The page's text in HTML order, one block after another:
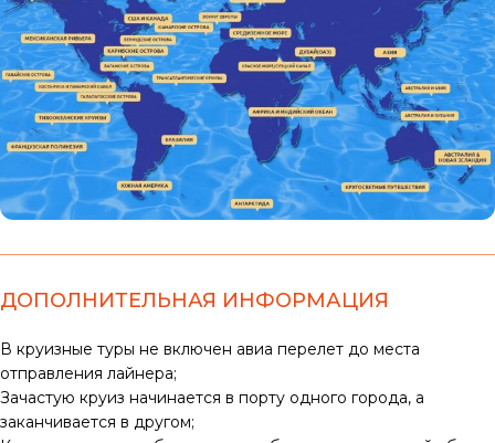
ДОПОЛНИТЕЛЬНАЯ ИНФОРМАЦИЯ
В круизные туры не включен авиа перелет до места
отправления лайнера;
Зачастую круиз начинается в порту одного города, а
заканчивается в другом;